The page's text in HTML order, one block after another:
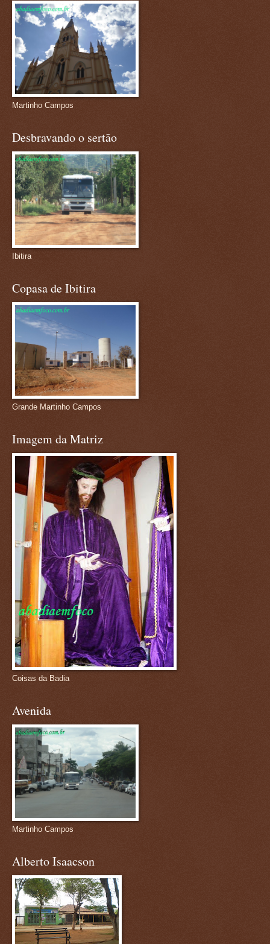
Martinho Campos
Desbravando o sertão
Ibitira
Copasa de Ibitira
Grande Martinho Campos
Imagem da Matriz
Coisas da Badia
Avenida
Martinho Campos
Alberto Isaacson